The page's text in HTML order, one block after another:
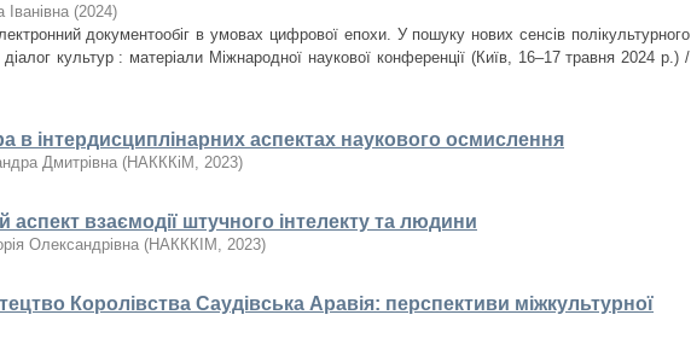
(2024)
документообіг в умовах цифрової епохи. У пошуку нових сенсів полікультурного
культур : матеріали Міжнародної наукової конференції (Київ, 16–17 травня 2024 р.) /
в інтердисциплінарних аспектах наукового осмислення
Дмитрівна (НАКККіМ , 2023)
аспект взаємодії штучного інтелекту та людини
Олександрівна (НАКККІМ , 2023)
Королівства Саудівська Аравія: перспективи міжкультурної